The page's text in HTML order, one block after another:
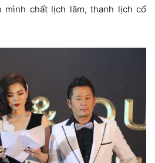
mình chất lịch lãm, thanh lịch cổ